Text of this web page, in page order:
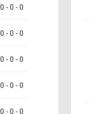
- 0 - 0
- 0 - 0
- 0 - 0
- 0 - 0
- 0 - 0